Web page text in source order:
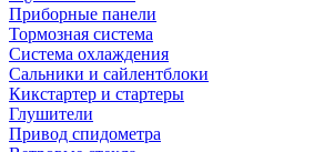
Приборные панели
Тормозная система
Система охлаждения
Сальники и сайлентблоки
Кикстартер и стартеры
Глушители
Привод спидометра